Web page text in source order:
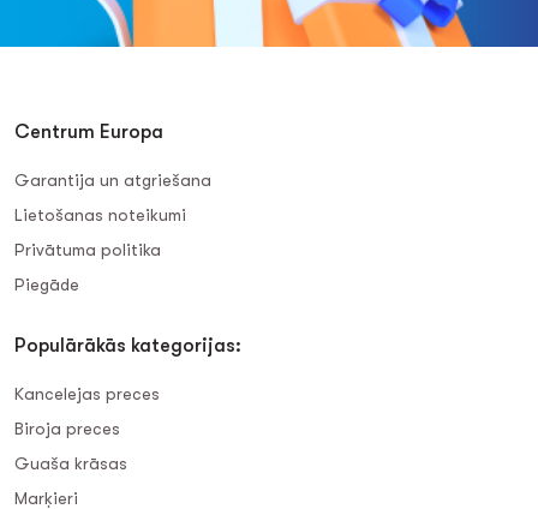
Centrum Europa
Garantija un atgriešana
Lietošanas noteikumi
Privātuma politika
Piegāde
Populārākās kategorijas:
Kancelejas preces
Biroja preces
Guaša krāsas
Marķieri